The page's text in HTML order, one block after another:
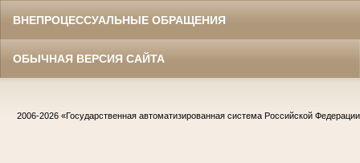
ВНЕПРОЦЕССУАЛЬНЫЕ ОБРАЩЕНИЯ
ОБЫЧНАЯ ВЕРСИЯ САЙТА
2006-2026 «Государственная автоматизированная система Российской